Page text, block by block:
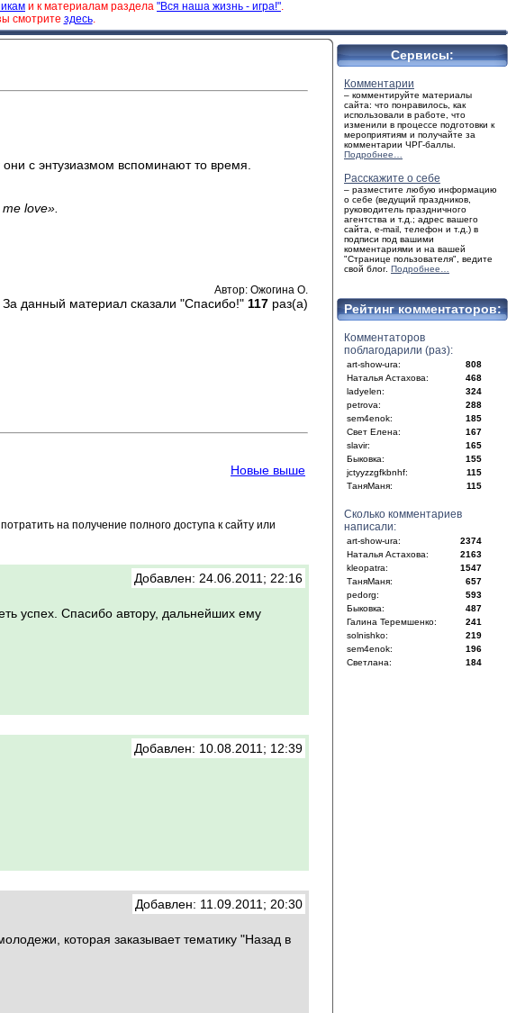
и к материалам раздела "Вся наша жизнь - игра!".
смотрите здесь.
с энтузиазмом вспоминают то время.
love».
Автор: Ожогина О.
За данный материал сказали "Спасибо!" 117 раз(а)
Новые выше
на получение полного доступа к сайту или
Добавлен: 24.06.2011; 22:16
успех. Спасибо автору, дальнейших ему
Добавлен: 10.08.2011; 12:39
Добавлен: 11.09.2011; 20:30
которая заказывает тематику "Назад в
Сервисы:
Комментарии
– комментируйте материалы
сайта: что понравилось, как
использовали в работе, что
изменили в процессе подготовки к
мероприятиям и получайте за
комментарии ЧРГ-баллы.
Подробнее…
Расскажите о себе
– разместите любую информацию
о себе (ведущий праздников,
руководитель праздничного
агентства и т.д.; адрес вашего
сайта, e-mail, телефон и т.д.) в
подписи под вашими
комментариями и на вашей
"Странице пользователя", ведите
свой блог. Подробнее…
Рейтинг комментаторов:
Комментаторов
поблагодарили (раз):
art-show-ura:
808
Наталья Астахова:
468
ladyelen:
324
petrova:
288
sem4enok:
185
Свет Елена:
167
slavir:
165
Быковка:
155
jctyyzzgfkbnhf:
115
ТаняМаня:
115
Сколько комментариев
написали:
art-show-ura:
2374
Наталья Астахова:
2163
kleopatra:
1547
ТаняМаня:
657
pedorg:
593
Быковка:
487
Галина Теремшенко:
241
solnishko:
219
sem4enok:
196
Светлана:
184